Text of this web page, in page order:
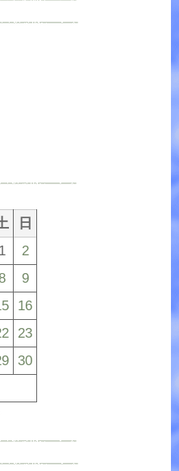
日
1
2
9
16
23
30